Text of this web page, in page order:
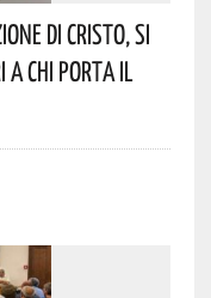
Di Cristo, Si
Chi Porta Il